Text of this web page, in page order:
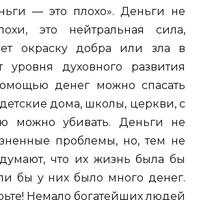
— это плохо». Деньги не
это нейтральная сила,
окраску добра или зла в
уровня духовного развития
денег можно спасать
дома, школы, церкви, с
можно убивать. Деньги не
проблемы, но, тем не
что их жизнь была бы
бы у них было много денег.
Немало богатейших людей